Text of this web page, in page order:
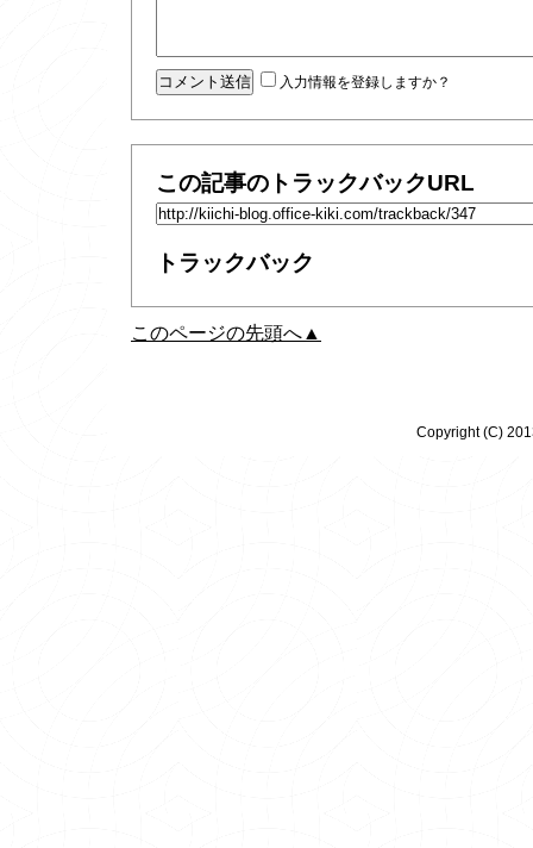
入力情報を登録しますか？
この記事のトラックバックURL
トラックバック
このページの先頭へ▲
Copyright (C)